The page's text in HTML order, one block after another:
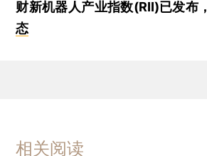
财新机器人产业指数(RII)已发布，
态
相关阅读